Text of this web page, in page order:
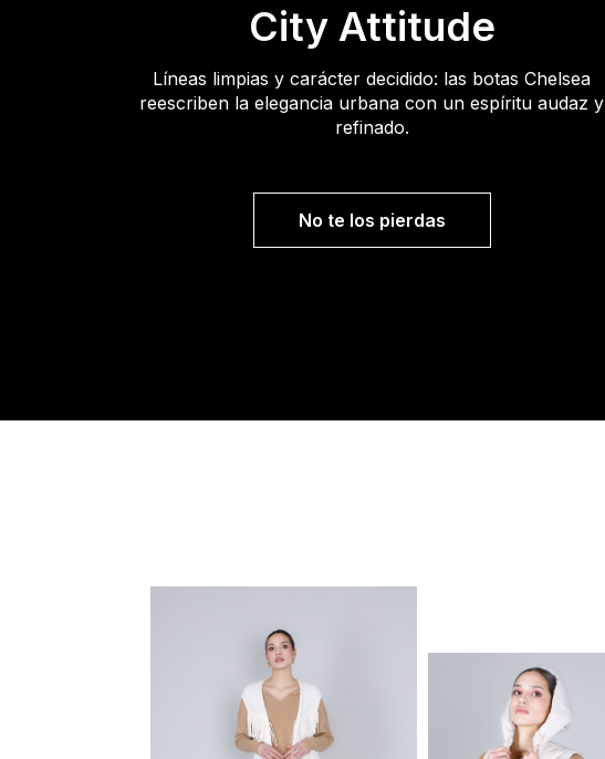
City Attitude
Líneas limpias y carácter decidido: las botas Chelsea
reescriben la elegancia urbana con un espíritu audaz y
refinado.
No te los pierdas